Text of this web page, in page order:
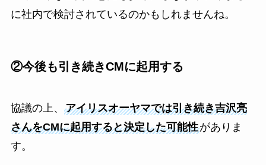
に社内で検討されているのかもしれませんね。
②今後も引き続きCMに起用する
協議の上、 アイリスオーヤマでは引き続き吉沢亮
さんをCMに起用すると決定した可能性がありま
す。